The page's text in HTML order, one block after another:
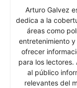
Arturo Galvez
dedica a la
áreas como
entretenimiento
ofrecer
para los
al público
relevantes del